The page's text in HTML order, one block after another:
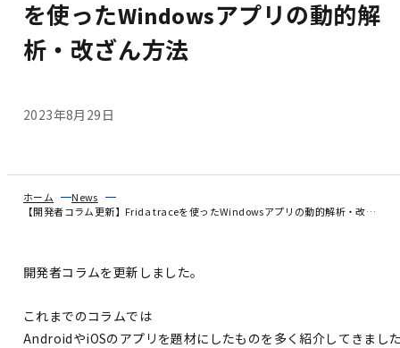
を使ったWindowsアプリの動的解
析・改ざん方法
2023年8月29日
ホーム
News
【開発者コラム更新】Frida traceを使ったWindowsアプリの動的解析・改ざん方法
開発者コラムを更新しました。
これまでのコラムでは
AndroidやiOSのアプリを題材にしたものを多く紹介してきまし